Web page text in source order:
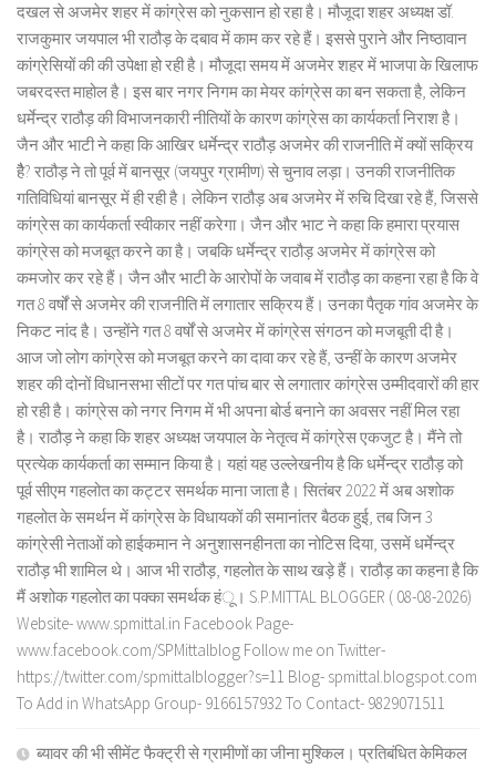
दखल से अजमेर शहर में कांग्रेस को नुकसान हो रहा है। मौजूदा शहर अध्यक्ष डॉ.
राजकुमार जयपाल भी राठौड़ के दबाव में काम कर रहे हैं। इससे पुराने और निष्ठावान
कांग्रेसियों की की उपेक्षा हो रही है। मौजूदा समय में अजमेर शहर में भाजपा के खिलाफ
जबरदस्त माहोल है। इस बार नगर निगम का मेयर कांग्रेस का बन सकता है, लेकिन
धर्मेन्द्र राठौड़ की विभाजनकारी नीतियों के कारण कांग्रेस का कार्यकर्ता निराश है।
जैन और भाटी ने कहा कि आखिर धर्मेन्द्र राठौड़ अजमेर की राजनीति में क्यों सक्रिय
हैै? राठौड़ ने तो पूर्व में बानसूर (जयपुर ग्रामीण) से चुनाव लड़ा। उनकी राजनीतिक
गतिविधियां बानसूर में ही रही है। लेकिन राठौड़ अब अजमेर में रुचि दिखा रहे हैं, जिससे
कांग्रेस का कार्यकर्ता स्वीकार नहीं करेगा। जैन और भाट ने कहा कि हमारा प्रयास
कांग्रेस को मजबूत करने का है। जबकि धर्मेन्द्र राठौड़ अजमेर में कांग्रेस को
कमजोर कर रहे हैं। जैन और भाटी के आरोपों के जवाब में राठौड़ का कहना रहा है कि वे
गत 8 वर्षों से अजमेर की राजनीति में लगातार सक्रिय हैं। उनका पैतृक गांव अजमेर के
निकट नांद है। उन्होंने गत 8 वर्षों से अजमेर में कांग्रेस संगठन को मजबूती दी है।
आज जो लोग कांग्रेस को मजबूत करने का दावा कर रहे हैं, उन्हीं के कारण अजमेर
शहर की दोनों विधानसभा सीटों पर गत पांच बार से लगातार कांग्रेस उम्मीदवारों की हार
हो रही है। कांग्रेस को नगर निगम में भी अपना बोर्ड बनाने का अवसर नहीं मिल रहा
है। राठौड़ ने कहा कि शहर अध्यक्ष जयपाल के नेतृत्व में कांग्रेस एकजुट है। मैंने तो
प्रत्येक कार्यकर्ता का सम्मान किया है। यहां यह उल्लेखनीय है कि धर्मेन्द्र राठौड़ को
पूर्व सीएम गहलोत का कट्टर समर्थक माना जाता है। सितंबर 2022 में अब अशोक
गहलोत के समर्थन में कांग्रेस के विधायकों की समानांतर बैठक हुई, तब जिन 3
कांग्रेसी नेताओं को हाईकमान ने अनुशासनहीनता का नोटिस दिया, उसमें धर्मेन्द्र
राठौड़ भी शामिल थे। आज भी राठौड़, गहलोत के साथ खड़े हैं। राठौड़ का कहना है कि
मैं अशोक गहलोत का पक्का समर्थक हंू। S.P.MITTAL BLOGGER ( 08-08-2026)
Website- www.spmittal.in Facebook Page-
www.facebook.com/SPMittalblog Follow me on Twitter-
https://twitter.com/spmittalblogger?s=11 Blog- spmittal.blogspot.com
To Add in WhatsApp Group- 9166157932 To Contact- 9829071511
ब्यावर की भी सीमेंट फैक्ट्री से ग्रामीणों का जीना मुश्किल। प्रतिबंधित केमिकल